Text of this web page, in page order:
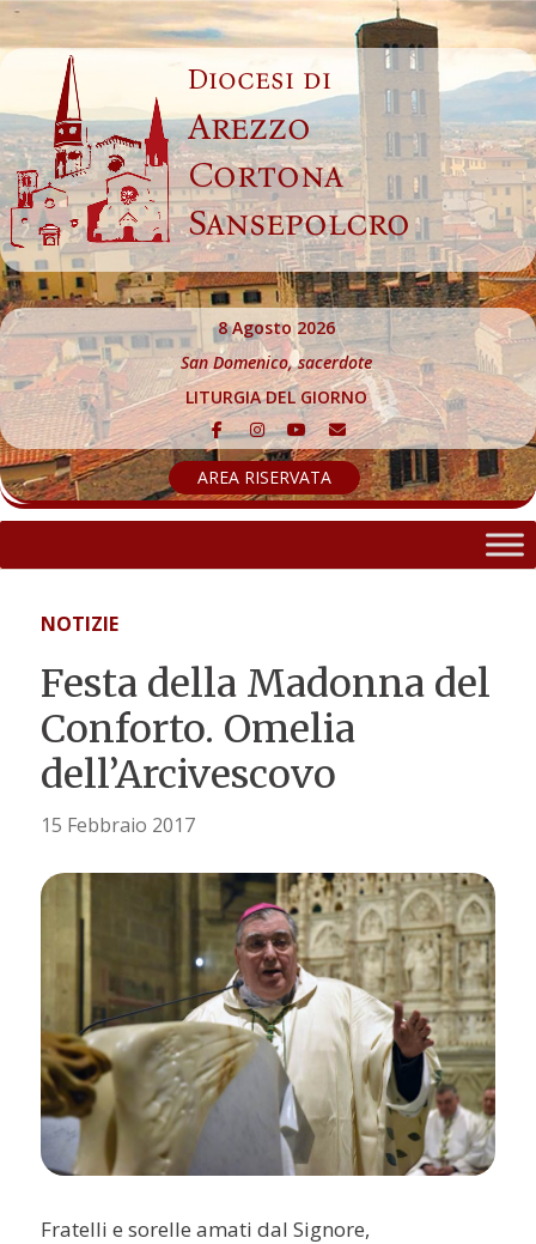
Skip
to
content
Diocesi di
Arezzo
Cortona
Sansepolcro
8 Agosto 2026
San Domenico, sacerdote
LITURGIA DEL GIORNO
AREA RISERVATA
NOTIZIE
Festa della Madonna del
Conforto. Omelia
dell’Arcivescovo
15 Febbraio 2017
Fratelli e sorelle amati dal Signore,